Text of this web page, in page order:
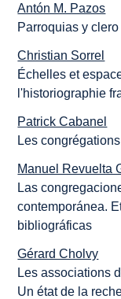
Antón M. Pazos
Parroquias y clero
Christian Sorrel
Échelles et
l'historiographie
Patrick Cabanel
Les
Manuel Revuelta
Las
contemporánea.
bibliográficas
Gérard Cholvy
Les associations
Un état de la